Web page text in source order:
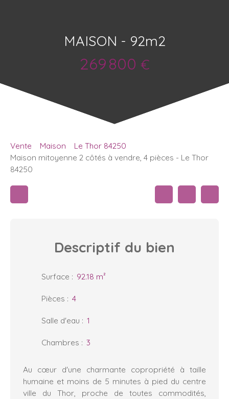
MAISON - 92m2
269 800 €
Vente Maison
Le Thor 84250
Maison mitoyenne 2 côtés à vendre, 4 pièces - Le Thor
84250
Descriptif du bien
Surface : 92.18 m²
Pièces : 4
Salle d'eau : 1
Chambres : 3
Au cœur d'une charmante copropriété à taille
humaine et moins de 5 minutes à pied du centre
ville du Thor, proche de toutes commodités,